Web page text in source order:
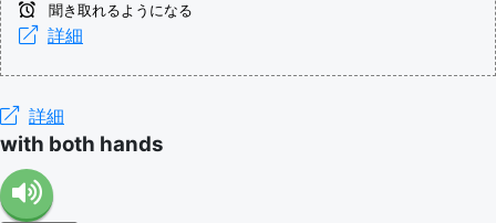
聞き取れるようになる
詳細
詳細
with both hands